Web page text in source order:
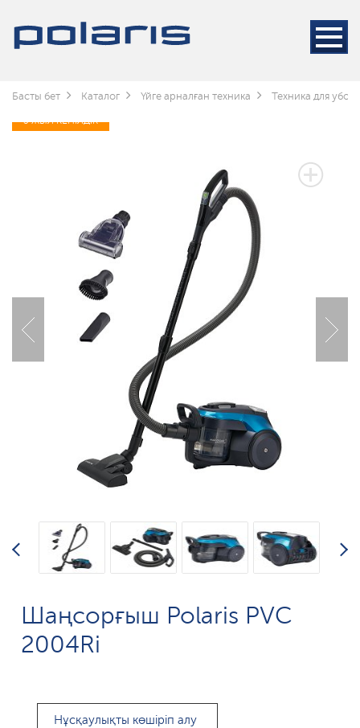
Басты бет Каталог Үйге арналған техника Техника для
3 ЖЫЛ КЕПІЛДІК
Шаңсорғыш Polaris PVC
2004Ri
Нұсқаулықты көшіріп алу